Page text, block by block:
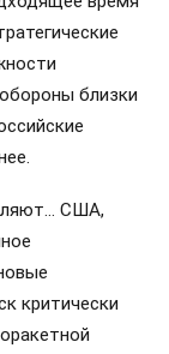
близки
США,
критически